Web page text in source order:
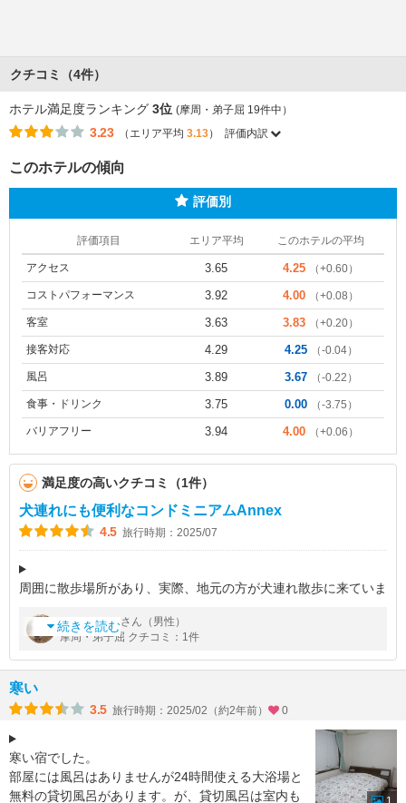
クチコミ（4件）
ホテル満足度ランキング 3位 (摩周・弟子屈 19件中）
3.23 （エリア平均 3.13） 評価内訳
このホテルの傾向
評価別
評価項目 エリア平均 このホテルの平均
アクセス 3.65 4.25 （+0.60）
コストパフォーマンス 3.92 4.00 （+0.08）
客室 3.63 3.83 （+0.20）
接客対応 4.29 4.25 （-0.04）
風呂 3.89 3.67 （-0.22）
食事・ドリンク 3.75 0.00 （-3.75）
バリアフリー 3.94 4.00 （+0.06）
満足度の高いクチコミ（1件）
犬連れにも便利なコンドミニアムAnnex
4.5 旅行時期：2025/07
周囲に散歩場所があり、実際、地元の方が犬連れ散歩に来ていま
いています。
家にあるようなキッチンシンクに洗剤や調理器具や食器類がつい
ていて、自
続きを読む
byダディお さん（男性）
摩周・弟子屈 クチコミ：1件
寒い
3.5 旅行時期：2025/02（約2年前） 0
寒い宿でした。
部屋には風呂はありませんが24時間使える大浴場と
無料の貸切風呂があります。が、貸切風呂は室内も